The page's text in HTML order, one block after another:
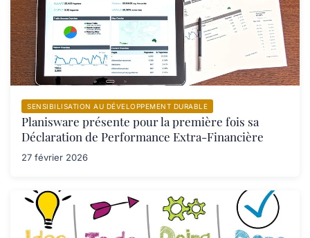
SENSIBILISATION AU DÉVELOPPEMENT DURABLE
Planisware présente pour la première fois sa
Déclaration de Performance Extra-Financière
27 février 2026